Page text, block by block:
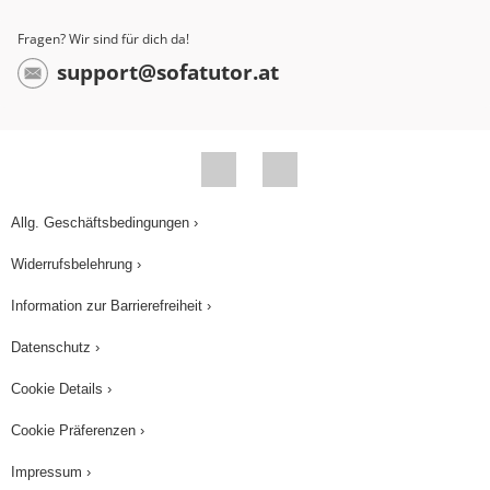
ergibt sich α = 5 cm/12,1 cm ⋅ 360 °, was gerundet
Strecke s an dem Kreis ab. Ich setze dazu das
Geodreieck an den Mittelpunkt und den obersten
Punkt des Kreises an und zeichne die Strecke s
zeichne nun den Winkel α, also 149 ° ein. Nun
verbinde ich die beiden Strecken mit Hilfe des
12,1 cm hat. Ich muss nur noch die Überstände
Fragen? Wir sind für dich da!
support@sofatutor.at
Allg. Geschäftsbedingungen ›
Widerrufsbelehrung ›
Information zur Barrierefreiheit ›
Datenschutz ›
Cookie Details ›
Cookie Präferenzen ›
Impressum ›